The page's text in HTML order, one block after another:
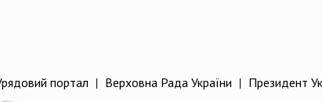
портал | Верховна Рада України | Президент